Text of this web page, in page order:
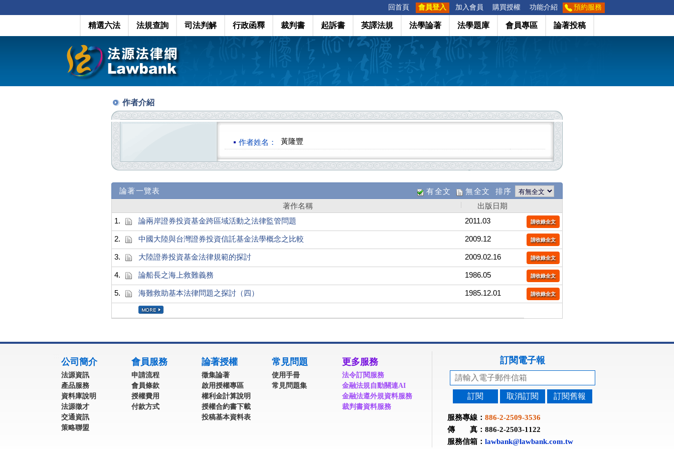
回首頁 會員登入 加入會員 購買授權 功能介紹 預約服務
精選六法 法規查詢 司法判解 行政函釋 裁判書 起訴書 英譯法規 法學論著 法學題庫 會員專區 論著投稿
作者介紹
作者姓名： 黃隆豐
論著一覽表 有全文 無全文 排序
著作名稱
出版日期
1.
論兩岸證券投資基金跨區域活動之法律監管問題 2011.03 請收錄全文
2. 中國大陸與台灣證券投資信託基金法學概念之比較 2009.12 請收錄全文
3. 大陸證券投資基金法律規範的探討 2009.02.16 請收錄全文
4. 論船長之海上救難義務 1986.05 請收錄全文
5. 海難救助基本法律問題之探討（四） 1985.12.01 請收錄全文
公司簡介
法源資訊
產品服務
資料庫說明
法源徵才
交通資訊
策略聯盟
會員服務
申請流程
會員條款
授權費用
付款方式
論著授權
徵集論著
啟用授權專區
權利金計算說明
授權合約書下載
投稿基本資料表
常見問題
使用手冊
常見問題集
更多服務
法令訂閱服務
金融法規自動關連AI
金融法遵外規資料服務
裁判書資料服務
訂閱電子報
訂閱 取消訂閱 訂閱舊報
服務專線： 886-2-2509-3536
傳 真：886-2-2503-1122
服務信箱： lawbank@lawbank.com.tw